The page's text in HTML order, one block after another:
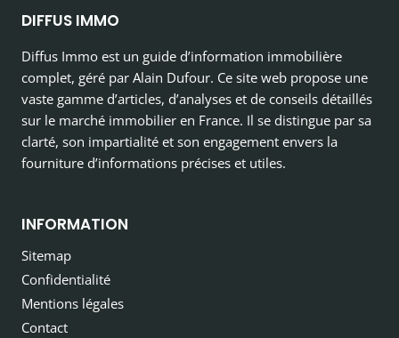
DIFFUS IMMO
Diffus Immo est un guide d’information immobilière
complet, géré par Alain Dufour. Ce site web propose une
vaste gamme d’articles, d’analyses et de conseils détaillés
sur le marché immobilier en France. Il se distingue par sa
clarté, son impartialité et son engagement envers la
fourniture d’informations précises et utiles.
INFORMATION
Sitemap
Confidentialité
Mentions légales
Contact